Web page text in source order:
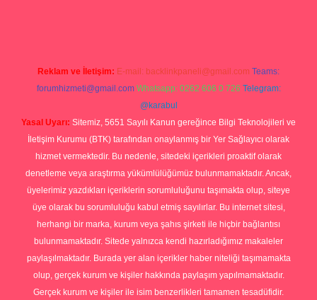
Reklam ve İletişim: E-mail: backlinkpaneli@gmail.com Teams:
forumhizmeti@gmail.com Whatsapp: 0262 606 0 726 Telegram:
@karabul
Yasal Uyarı: Sitemiz, 5651 Sayılı Kanun gereğince Bilgi Teknolojileri ve
İletişim Kurumu (BTK) tarafından onaylanmış bir Yer Sağlayıcı olarak
hizmet vermektedir. Bu nedenle, sitedeki içerikleri proaktif olarak
denetleme veya araştırma yükümlülüğümüz bulunmamaktadır. Ancak,
üyelerimiz yazdıkları içeriklerin sorumluluğunu taşımakta olup, siteye
üye olarak bu sorumluluğu kabul etmiş sayılırlar. Bu internet sitesi,
herhangi bir marka, kurum veya şahıs şirketi ile hiçbir bağlantısı
bulunmamaktadır. Sitede yalnızca kendi hazırladığımız makaleler
paylaşılmaktadır. Burada yer alan içerikler haber niteliği taşımamakta
olup, gerçek kurum ve kişiler hakkında paylaşım yapılmamaktadır.
Gerçek kurum ve kişiler ile isim benzerlikleri tamamen tesadüfidir.